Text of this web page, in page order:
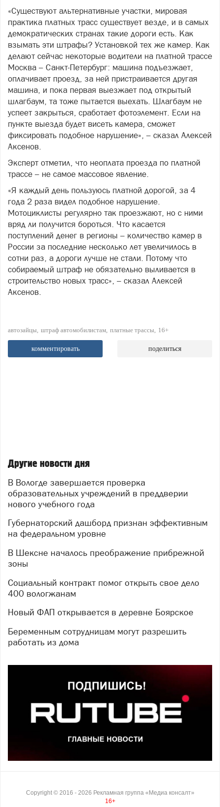
«Существуют альтернативные участки, мировая
практика платных трасс существует везде, и в самых
демократических странах такие дороги есть. Как
взымать эти штрафы? Установкой тех же камер. Как
делают сейчас некоторые водители на платной трассе
Москва – Санкт-Петербург: машина подъезжает,
оплачивает проезд, за ней пристраивается другая
машина, и пока первая выезжает под открытый
шлагбаум, та тоже пытается выехать. Шлагбаум не
успеет закрыться, сработает фотоэлемент. Если на
пункте выезда будет висеть камера, сможет
фиксировать подобное нарушение», – сказал Алексей
Аксенов.
Эксперт отметил, что неоплата проезда по платной
трассе – не самое массовое явление.
«Я каждый день пользуюсь платной дорогой, за 4
года 2 раза видел подобное нарушение.
Мотоциклисты регулярно так проезжают, но с ними
вряд ли получится бороться. Что касается
поступлений денег в регионы – количество камер в
России за последние несколько лет увеличилось в
сотни раз, а дороги лучше не стали. Потому что
собираемый штраф не обязательно выливается в
строительство новых трасс», – сказал Алексей
Аксенов.
автозайцы штраф автомобилистам платные трассы 16+
комментировать поделиться
Другие новости дня
В Вологде завершается проверка
образовательных учреждений в преддверии
нового учебного года
Губернаторский дашборд признан эффективным
на федеральном уровне
В Шексне началось преображение прибрежной
зоны
Социальный контракт помог открыть свое дело
400 вологжанам
Новый ФАП открывается в деревне Боярское
Беременным сотрудницам могут разрешить
работать из дома
Copyright © 2016 - 2026 Рекламная группа «Медиа консалт»
16+